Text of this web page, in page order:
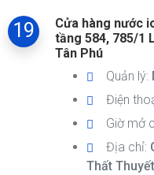
19
Cửa hàng nước
tầng 584, 785/1
Tân Phú
Quản lý:
Điện
Giờ mở
Địa chỉ:
Thất